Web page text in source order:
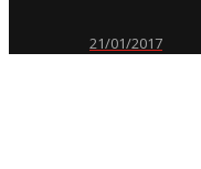
21/01/2017